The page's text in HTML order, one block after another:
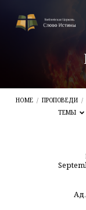
HOME / ПРОПОВЕДИ /
ТЕМЫ
Падение
Ад,